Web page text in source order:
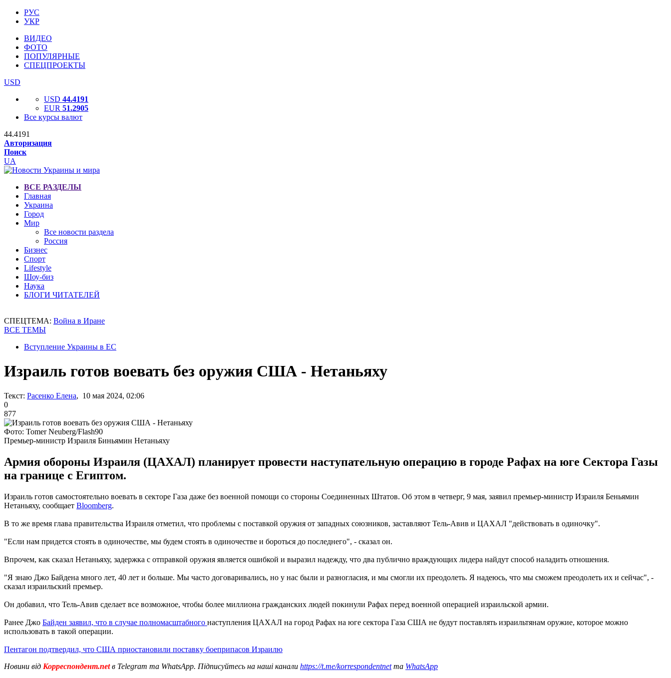
РУС
УКР
ВИДЕО
ФОТО
ПОПУЛЯРНЫЕ
СПЕЦПРОЕКТЫ
USD
USD 44.4191
EUR 51.2905
Все курсы валют
44.4191
Авторизация
Поиск
UA
ВСЕ РАЗДЕЛЫ
Главная
Украина
Город
Мир
Все новости раздела
Россия
Бизнес
Спорт
Lifestyle
Шоу-биз
Наука
БЛОГИ ЧИТАТЕЛЕЙ
СПЕЦТЕМА: Война в Иране
ВСЕ ТЕМЫ
Вступление Украины в ЕС
Израиль готов воевать без оружия США - Нетаньяху
Текст: Расенко Елена, 10 мая 2024, 02:06
0
877
Фото: Tomer Neuberg/Flash90
Премьер-министр Израиля Биньямин Нетаньяху
Армия обороны Израиля (ЦАХАЛ) планирует провести наступательную операцию в городе Рафах на юге Сектора Газы
на границе с Египтом.
Израиль готов самостоятельно воевать в секторе Газа даже без военной помощи со стороны Соединенных Штатов. Об этом в четверг, 9 мая, заявил премьер-министр Израиля Беньямин
Нетаньяху, сообщает Bloomberg.
В то же время глава правительства Израиля отметил, что проблемы с поставкой оружия от западных союзников, заставляют Тель-Авив и ЦАХАЛ "действовать в одиночку".
"Если нам придется стоять в одиночестве, мы будем стоять в одиночестве и бороться до последнего", - сказал он.
Впрочем, как сказал Нетаньяху, задержка с отправкой оружия является ошибкой и выразил надежду, что два публично враждующих лидера найдут способ наладить отношения.
"Я знаю Джо Байдена много лет, 40 лет и больше. Мы часто договаривались, но у нас были и разногласия, и мы смогли их преодолеть. Я надеюсь, что мы сможем преодолеть их и сейчас", -
сказал израильский премьер.
Он добавил, что Тель-Авив сделает все возможное, чтобы более миллиона гражданских людей покинули Рафах перед военной операцией израильской армии.
Ранее Джо Байден заявил, что в случае полномасштабного наступления ЦАХАЛ на город Рафах на юге сектора Газа США не будут поставлять израильтянам оружие, которое можно
использовать в такой операции.
Пентагон подтвердил, что США приостановили поставку боеприпасов Израилю
Новини від Корреспондент.netв Telegram та WhatsApp. Підписуйтесь на наші канали https://t.me/korrespondentnetта WhatsApp